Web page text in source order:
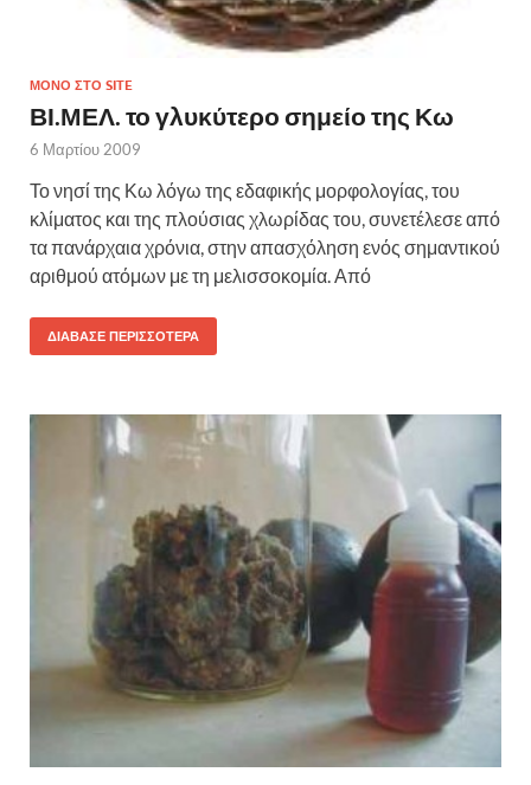
ΜΌΝΟ ΣΤΟ SITE
ΒΙ.ΜΕΛ. το γλυκύτερο σημείο της Κω
6 Μαρτίου 2009
Το νησί της Κω λόγω της εδαφικής μορφολογίας, του
κλίματος και της πλούσιας χλωρίδας του, συνετέλεσε από
τα πανάρχαια χρόνια, στην απασχόληση ενός σημαντικού
αριθμού ατόμων με τη μελισσοκομία. Από
ΔΙΆΒΑΣΕ ΠΕΡΙΣΣΌΤΕΡΑ